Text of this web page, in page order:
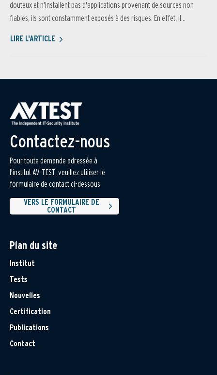
douteux et n'installent pas d'applications provenant de sources non
fiables, ils sont constamment exposés à des risques. En effet, il...
LIRE L'ARTICLE
Contactez-nous
Pour toute demande adressée à
l'institut AV-TEST, veuillez utiliser le
formulaire de contact ci-dessous
VERS LE FORMULAIRE DE
CONTACT
Plan du site
Institut
Tests
Nouvelles
Certification
Publications
Contact